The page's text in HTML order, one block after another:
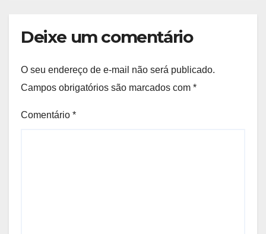
Deixe um comentário
O seu endereço de e-mail não será publicado.
Campos obrigatórios são marcados com *
Comentário *